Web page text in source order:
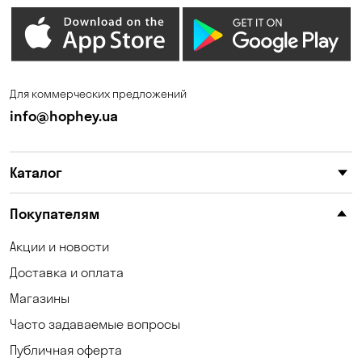
Елизаветовка Зазимье
Калиновка
Клинцы
Корсунцы
Коцюбинское
Кривой Рог
Для коммерческих предложений
info@hophey.ua
Каталог
Покупателям
Акции и новости
Доставка и оплата
Магазины
Часто задаваемые вопросы
Публичная оферта